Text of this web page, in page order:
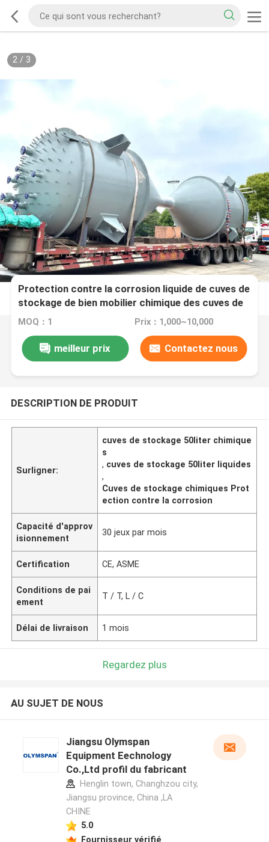
2/ 3
Protection contre la corrosion liquide de cuves de
stockage de bien mobilier chimique des cuves de
stockage 50liter
MOQ：1 Prix：1,000~10,000
meilleur prix Contactez nous
DESCRIPTION DE PRODUIT
Surligner:
cuves de stockage 50liter chimique
s
, cuves de stockage 50liter liquides
,
Cuves de stockage chimiques Prot
ection contre la corrosion
Capacité d'approv
isionnement
30 jeux par mois
Certification CE, ASME
Conditions de pai
ement
T / T, L / C
Délai de livraison 1 mois
Regardez plus
AU SUJET DE NOUS
Jiangsu Olymspan
Equipment Eechnology
Co.,Ltd profil du fabricant
Henglin town, Changhzou city,
Jiangsu province, China ,LA
CHINE
5.0
Fournisseur vérifié